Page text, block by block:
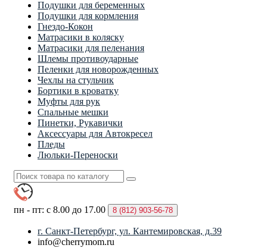
Подушки для беременных
Подушки для кормления
Гнездо-Кокон
Матрасики в коляску
Матрасики для пеленания
Шлемы противоударные
Пеленки для новорожденных
Чехлы на стульчик
Бортики в кроватку
Муфты для рук
Спальные мешки
Пинетки, Рукавички
Аксессуары для Автокресел
Пледы
Люльки-Переноски
пн - пт: с 8.00 до 17.00 8 (812) 903-56-78
г. Санкт-Петербург, ул. Кантемировская, д.39
info@cherrymom.ru